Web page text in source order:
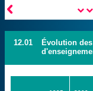

12.01
Évolution